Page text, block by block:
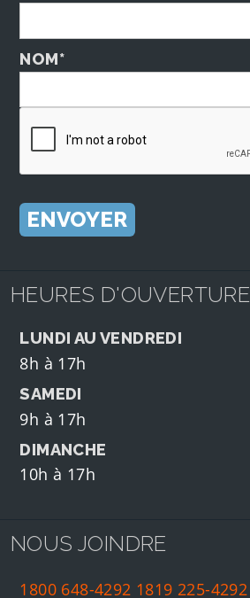
NOM*
HEURES D'OUVERTURE
LUNDI AU VENDREDI
8h à 17h
SAMEDI
9h à 17h
DIMANCHE
10h à 17h
NOUS JOINDRE
1800 648-4292 1819 225-4292